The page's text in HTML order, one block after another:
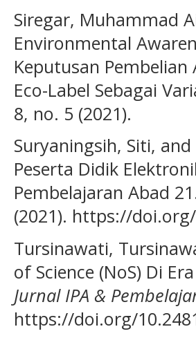
Siregar, Muhammad
Environmental
Keputusan
Eco-Label Sebagai
8, no. 5 (2021).
Suryaningsih, Siti,
Peserta Didik
Pembelajaran Abad
(2021). https://
Tursinawati,
of Science (NoS) Di
Jurnal IPA &
https://doi.org/